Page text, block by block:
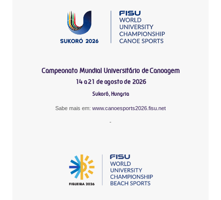
Campeonato Mundial Universitário de Canoagem
14 a 21 de agosto de 2026
Sukoró, Hungria
Sabe mais em: www.canoesports2026.fisu.net
-